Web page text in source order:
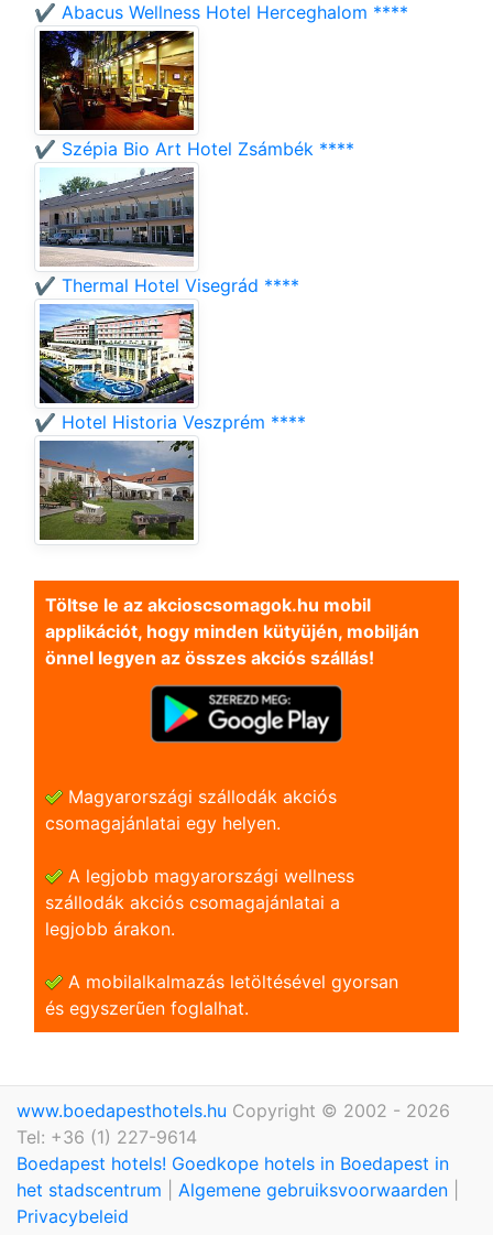
✔️ Abacus Wellness Hotel Herceghalom ****
✔️ Szépia Bio Art Hotel Zsámbék ****
✔️ Thermal Hotel Visegrád ****
✔️ Hotel Historia Veszprém ****
Töltse le az akcioscsomagok.hu mobil
applikációt, hogy minden kütyüjén, mobilján
önnel legyen az összes akciós szállás!
Magyarországi szállodák akciós
csomagajánlatai egy helyen.
A legjobb magyarországi wellness
szállodák akciós csomagajánlatai a
legjobb árakon.
A mobilalkalmazás letöltésével gyorsan
és egyszerũen foglalhat.
www.boedapesthotels.hu Copyright © 2002 - 2026
Tel: +36 (1) 227-9614
Boedapest hotels! Goedkope hotels in Boedapest in
het stadscentrum
Algemene gebruiksvoorwaarden
Privacybeleid